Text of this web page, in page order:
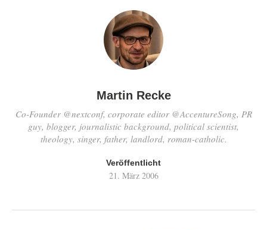
Martin Recke
Co-Founder @nextconf, corporate editor @AccentureSong, PR
guy, blogger, journalistic background, political scientist,
theology, singer, father, landlord, roman-catholic.
Veröffentlicht
21. März 2006